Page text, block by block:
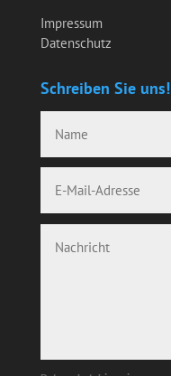
Impressum
Datenschutz
Schreiben Sie uns!